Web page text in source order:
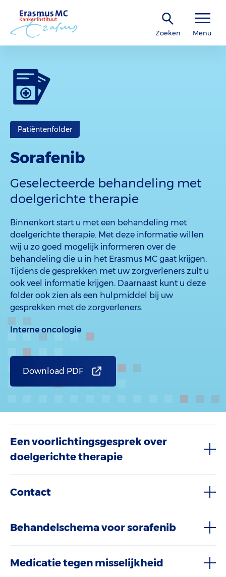
Zoeken Menu
Patiëntenfolder
Sorafenib
Geselecteerde behandeling met
doelgerichte therapie
Binnenkort start u met een behandeling met
doelgerichte therapie. Met deze informatie willen
wij u zo goed mogelijk informeren over de
behandeling die u in het Erasmus MC gaat krijgen.
Tijdens de gesprekken met uw zorgverleners zult u
ook veel informatie krijgen. Daarnaast kunt u deze
folder ook zien als een hulpmiddel bij uw
gesprekken met de zorgverleners.
Interne oncologie
Download PDF
Een voorlichtingsgesprek over
doelgerichte therapie
Contact
Behandelschema voor sorafenib
Medicatie tegen misselijkheid